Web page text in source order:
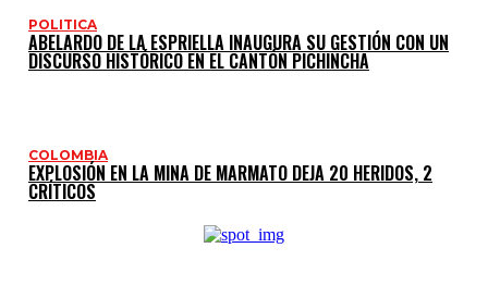
POLITICA
ABELARDO DE LA ESPRIELLA INAUGURA SU GESTIÓN CON UN
DISCURSO HISTÓRICO EN EL CANTÓN PICHINCHA
COLOMBIA
EXPLOSIÓN EN LA MINA DE MARMATO DEJA 20 HERIDOS, 2
CRÍTICOS